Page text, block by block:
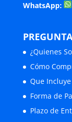
WhatsApp:
¿Quienes
Cómo
Que
Forma de
Plazo de